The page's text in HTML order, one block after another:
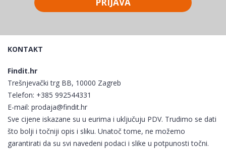
KONTAKT
Findit.hr
Trešnjevački trg BB, 10000 Zagreb
Telefon: +385 992544331
E-mail: prodaja@findit.hr
Sve cijene iskazane su u eurima i uključuju PDV. Trudimo se dati
što bolji i točniji opis i sliku. Unatoč tome, ne možemo
garantirati da su svi navedeni podaci i slike u potpunosti točni.